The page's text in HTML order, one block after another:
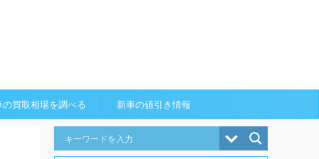
の買取相場を調べる 新車の値引き情報